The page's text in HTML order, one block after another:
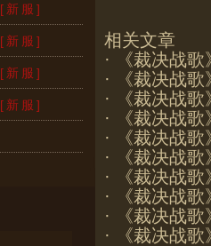
[新服]
[新服]
[新服]
[新服]
相关文章
·
《裁决战
·
《裁决战
·
《裁决战
·
《裁决战
·
《裁决战
·
《裁决战
·
《裁决战
·
《裁决战
·
《裁决战
·
《裁决战